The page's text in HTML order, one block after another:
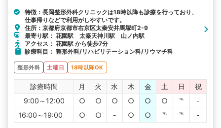
特徴：長岡整形外科クリニックは18時以降も診療を行っており、
仕事帰りなどで利用がしやすいです。
住所：京都府京都市右京区太秦安井馬塚町2-9
最寄り駅： 花園駅 太秦天神川駅 山ノ内駅
アクセス： 花園駅 から徒歩7分
診療科目： 整形外科/リハビリテーション科/リウマチ科
整形外科 土曜日 18時以降OK
診療時間 月 火 水 木 金 土 日
祝
9:00～12:00
○ ○ ○ ○ ○ ○ ℡
-
16:00～19:00
○ ○ - ○ ○ ℡ ℡ -